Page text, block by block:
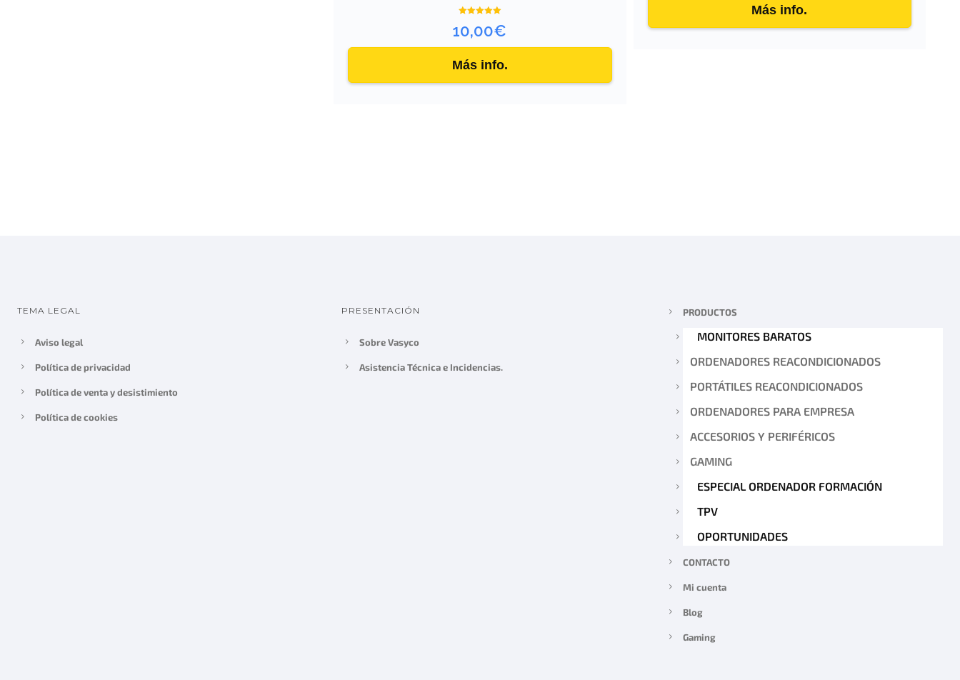
con
5.00
10,00€
Más info.
Más info.
TEMA LEGAL
Aviso legal
Política de privacidad
Política de venta y desistimiento
Política de cookies
PRESENTACIÓN
Sobre Vasyco
Asistencia Técnica e Incidencias.
PRODUCTOS
MONITORES BARATOS
ORDENADORES REACONDICIONADOS
PORTÁTILES REACONDICIONADOS
ORDENADORES PARA EMPRESA
ACCESORIOS Y PERIFÉRICOS
GAMING
ESPECIAL ORDENADOR FORMACIÓN
TPV
OPORTUNIDADES
CONTACTO
Mi cuenta
Blog
Gaming